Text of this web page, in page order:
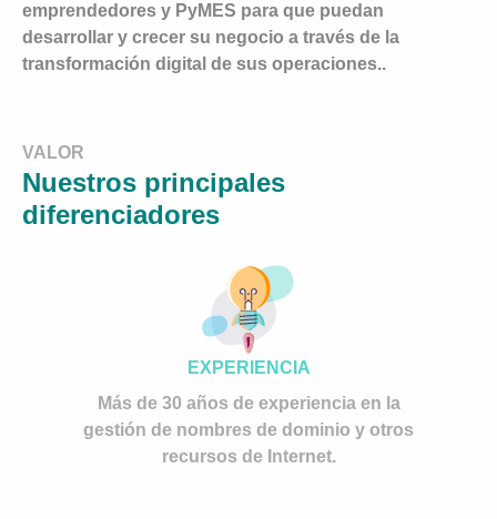
emprendedores y PyMES para que puedan
desarrollar y crecer su negocio a través de la
transformación digital de sus operaciones..
VALOR
Nuestros principales
diferenciadores
EXPERIENCIA
Más de 30 años de experiencia en la
gestión de nombres de dominio y otros
recursos de Internet.